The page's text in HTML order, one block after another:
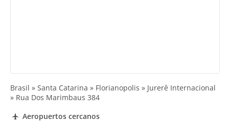
Brasil » Santa Catarina » Florianopolis » Jurerê Internacional
» Rua Dos Marimbaus 384
Aeropuertos cercanos